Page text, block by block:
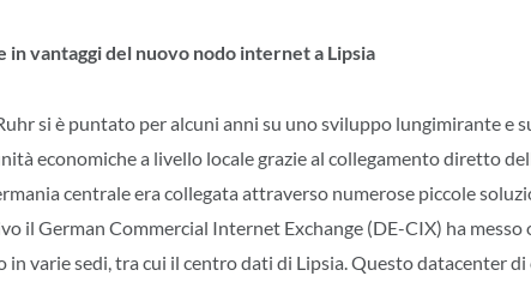
in vantaggi del nuovo nodo internet a Lipsia
si è puntato per alcuni anni su uno sviluppo lungimirante e
economiche a livello locale grazie al collegamento diretto
centrale era collegata attraverso numerose piccole
il German Commercial Internet Exchange (DE-CIX) ha messo
varie sedi, tra cui il centro dati di Lipsia. Questo datacenter